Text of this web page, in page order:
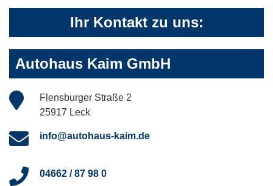
Ihr Kontakt zu uns:
Autohaus Kaim GmbH
Flensburger Straße 2
25917 Leck
info@autohaus-kaim.de
04662 / 87 98 0